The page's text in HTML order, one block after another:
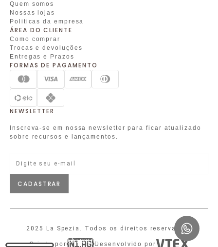
Quem somos
Nossas lojas
Politicas da empresa
ÁREA DO CLIENTE
Como comprar
Trocas e devoluções
Entregas e Prazos
FORMAS DE PAGAMENTO
NEWSLETTER
Inscreva-se em nossa newsletter para ficar atualizado
sobre recursos e lançamentos.
CADASTRAR
2025 La Spezia. Todos os direitos reservados.
Criado por Desenvolvido por